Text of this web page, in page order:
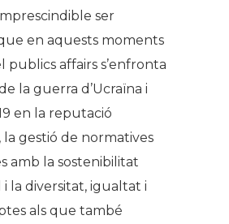
ser
en aquests moments
publics affairs s’enfronta
la guerra d’Ucraïna i
en la reputació
la gestió de normatives
amb la sostenibilitat
i la diversitat, igualtat i
als que també